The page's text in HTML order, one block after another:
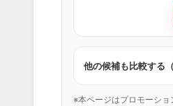
他の候補も比較する
※本ページはプロモーシ